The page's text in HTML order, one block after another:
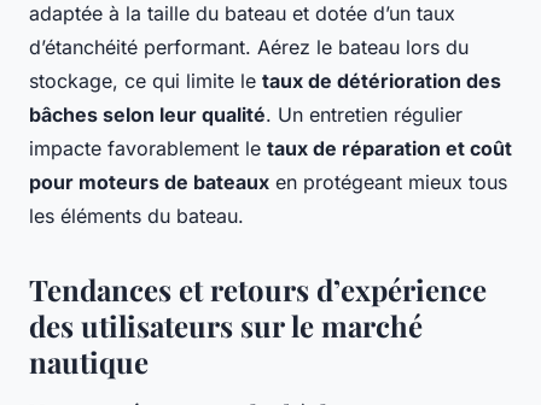
adaptée à la taille du bateau et dotée d’un taux
d’étanchéité performant. Aérez le bateau lors du
stockage, ce qui limite le taux de détérioration des
bâches selon leur qualité. Un entretien régulier
impacte favorablement le taux de réparation et coût
pour moteurs de bateaux en protégeant mieux tous
les éléments du bateau.
Tendances et retours d’expérience
des utilisateurs sur le marché
nautique